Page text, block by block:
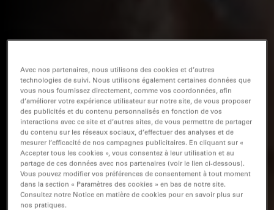
Avec nos partenaires, nous utilisons des cookies et d’autres
technologies de suivi. Nous utilisons également certaines données que
vous nous fournissez directement, comme vos coordonnées, afin
d’améliorer votre expérience utilisateur sur notre site, de vous proposer
des publicités et du contenu personnalisés en fonction de vos
interactions avec ce site et d’autres sites, de vous permettre de partager
du contenu sur les réseaux sociaux, d’effectuer des analyses et de
mesurer l’efficacité de nos campagnes publicitaires. En cliquant sur «
Accepter tous les cookies », vous consentez à leur utilisation et au
partage de ces données avec nos partenaires (voir le lien ci-dessous).
Vous pouvez modifier vos préférences de consentement à tout moment
dans la section « Paramètres des cookies » en bas de notre site.
Consultez notre Notice en matière de cookies pour en savoir plus sur
nos pratiques.